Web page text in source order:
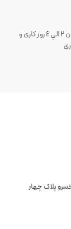
ارسال سفارش های تهران 1 الی 3 روز کاری و شهرستان ٢ الي ٤ روز کاری و
پلاک چهار